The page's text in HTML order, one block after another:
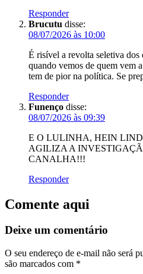
Responder
Brucutu disse:
08/07/2026 às 10:00
É risível a revolta seletiva
quando vemos de quem vem
tem de pior na política. Se
Responder
Funenço disse:
08/07/2026 às 09:39
E O LULINHA, HEIN
AGILIZA A
CANALHA!!!
Responder
Comente aqui
Deixe um comentário
O seu endereço de e-mail não será
são marcados com *